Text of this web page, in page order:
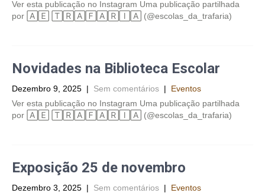
Ver esta publicação no Instagram Uma publicação partilhada
por 🄰🄴 🅃🅁🄰🄵🄰🅁🄸🄰 (@escolas_da_trafaria)
Novidades na Biblioteca Escolar
Dezembro 9, 2025 | Sem comentários | Eventos
Ver esta publicação no Instagram Uma publicação partilhada
por 🄰🄴 🅃🅁🄰🄵🄰🅁🄸🄰 (@escolas_da_trafaria)
Exposição 25 de novembro
Dezembro 3, 2025 | Sem comentários | Eventos